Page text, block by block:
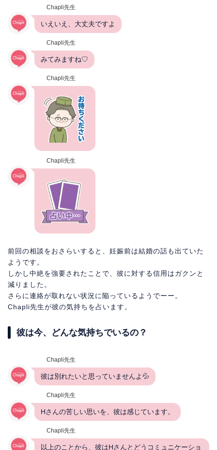
Chapli先生
いえいえ、大丈夫ですよ
Chapli先生
みてみますね♡
Chapli先生
Chapli先生
前回の相談をおさらいすると、妊娠前は結婚の話も出ていた
ようです。
しかし中絶を強要されたことで、彼に対する信用はガクンと
減りました。
さらに連絡が取れない状況に陥っているようでーー。
Chapli先生が彼の気持ちを占います。
彼は今、どんな気持ちでいるの？
Chapli先生
彼は別れたいと思っていませんよ💦
Chapli先生
Hさんの苦しい思いを、彼は感じています。
Chapli先生
以上のことから、彼はHさんとどうコミュニケーショ